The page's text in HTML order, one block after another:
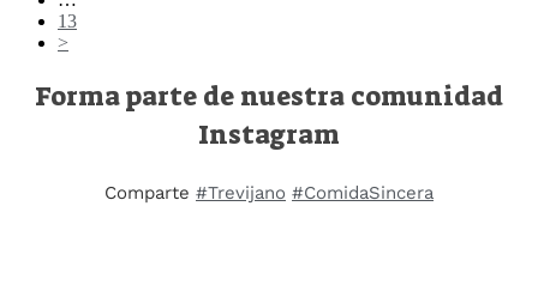
13
>
Forma parte de nuestra comunidad
Instagram
Comparte #Trevijano #ComidaSincera